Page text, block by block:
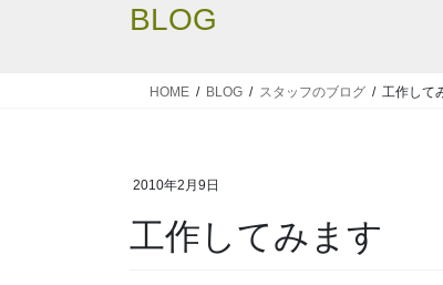
BLOG
HOME BLOG スタッフのブログ 工作して
2010年2月9日
工作してみます